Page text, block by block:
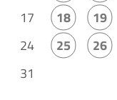
17
18 19
24
25 26
31